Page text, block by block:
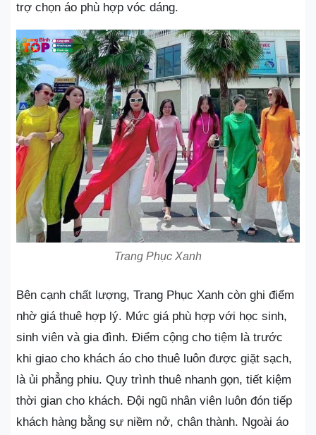
trợ chọn áo phù hợp vóc dáng.
Trang Phục Xanh
Bên cạnh chất lượng, Trang Phục Xanh còn ghi điểm
nhờ giá thuê hợp lý. Mức giá phù hợp với học sinh,
sinh viên và gia đình. Điểm cộng cho tiệm là trước
khi giao cho khách áo cho thuê luôn được giặt sạch,
là ủi phẳng phiu. Quy trình thuê nhanh gọn, tiết kiệm
thời gian cho khách. Đội ngũ nhân viên luôn đón tiếp
khách hàng bằng sự niềm nở, chân thành. Ngoài áo